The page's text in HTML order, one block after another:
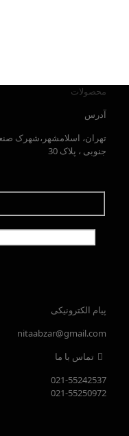
محصولات
آدرس
جنوبی ، پلاک 30
پیام الکترونیکی
nitaabzar@gmail.com
تماس با ما
021-55242537
021-55250972